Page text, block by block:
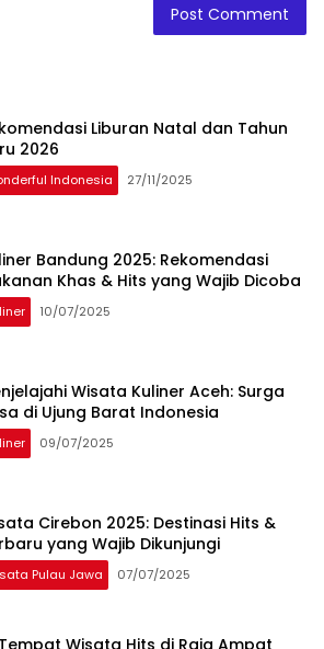
Liburan Natal dan Tahun
2026
Indonesia 27/11/2025
Bandung 2025: Rekomendasi
Khas & Hits yang Wajib Dicoba
10/07/2025
Wisata Kuliner Aceh: Surga
di Ujung Barat Indonesia
09/07/2025
Cirebon 2025: Destinasi Hits &
yang Wajib Dikunjungi
Pulau Jawa 07/07/2025
Wisata Hits di Raja Ampat